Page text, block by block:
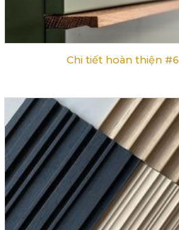
Chi tiết hoàn thiện #6